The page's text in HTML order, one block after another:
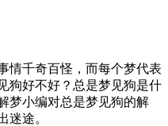
千奇百怪，而每个梦代表
狗好不好？总是梦见狗是什
梦小编对总是梦见狗的解
迷途。